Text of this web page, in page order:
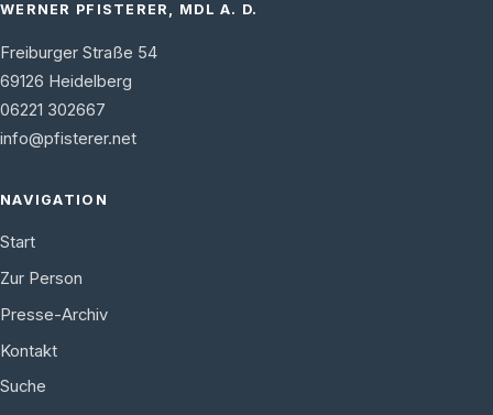
WERNER PFISTERER, MDL A. D.
Freiburger Straße 54
69126 Heidelberg
06221 302667
info@pfisterer.net
NAVIGATION
Start
Zur Person
Presse-Archiv
Kontakt
Suche